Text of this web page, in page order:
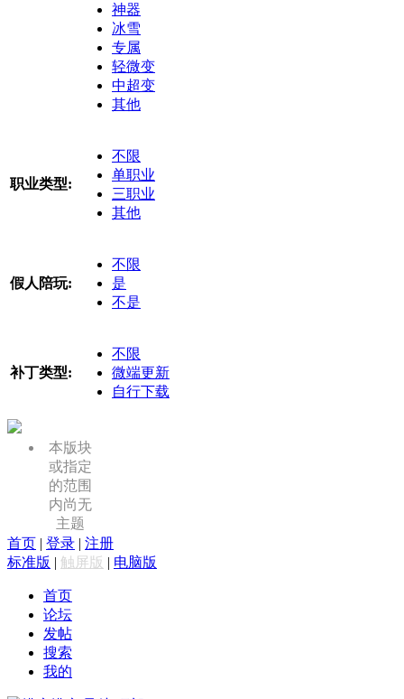
神器
冰雪
专属
轻微变
中超变
其他
职业类型:
不限
单职业
三职业
其他
假人陪玩:
不限
是
不是
补丁类型:
不限
微端更新
自行下载
本版块
或指定
的范围
内尚无
主题
首页 | 登录 | 注册
标准版 | 触屏版 | 电脑版
首页
论坛
发帖
搜索
我的